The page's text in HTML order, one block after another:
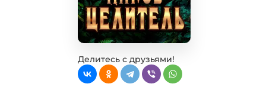
Делитесь с друзьями!